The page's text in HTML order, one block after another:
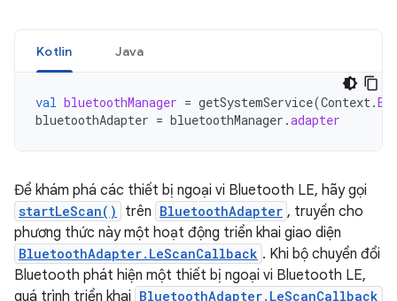
Kotlin Java
val bluetoothManager = getSystemService(Context.
bluetoothAdapter = bluetoothManager .adapter
Để khám phá các thiết bị ngoại vi Bluetooth LE, hãy gọi
startLeScan() trên BluetoothAdapter , truyền cho
phương thức này một hoạt động triển khai giao diện
BluetoothAdapter.LeScanCallback . Khi bộ chuyển đổi
Bluetooth phát hiện một thiết bị ngoại vi Bluetooth LE,
quá trình triển khai BluetoothAdapter.LeScanCallback